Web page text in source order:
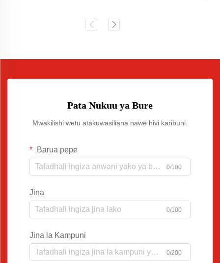
Pata Nukuu ya Bure
Mwakilishi wetu atakuwasiliana nawe hivi karibuni.
Barua pepe
0/100
Jina
0/100
Jina la Kampuni
0/200